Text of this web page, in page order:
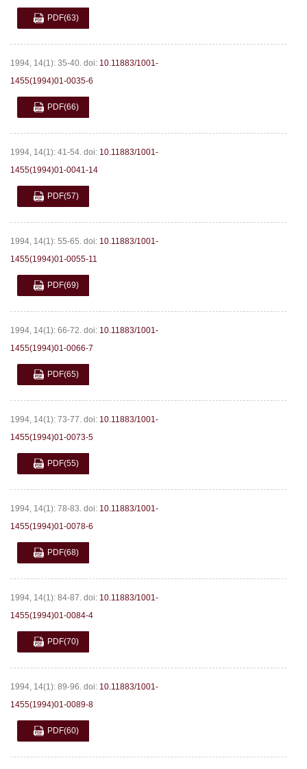
PDF(63)
1994, 14(1): 35-40. doi: 10.11883/1001-
1455(1994)01-0035-6
PDF(66)
1994, 14(1): 41-54. doi: 10.11883/1001-
1455(1994)01-0041-14
PDF(57)
1994, 14(1): 55-65. doi: 10.11883/1001-
1455(1994)01-0055-11
PDF(69)
1994, 14(1): 66-72. doi: 10.11883/1001-
1455(1994)01-0066-7
PDF(65)
1994, 14(1): 73-77. doi: 10.11883/1001-
1455(1994)01-0073-5
PDF(55)
1994, 14(1): 78-83. doi: 10.11883/1001-
1455(1994)01-0078-6
PDF(68)
1994, 14(1): 84-87. doi: 10.11883/1001-
1455(1994)01-0084-4
PDF(70)
1994, 14(1): 89-96. doi: 10.11883/1001-
1455(1994)01-0089-8
PDF(60)